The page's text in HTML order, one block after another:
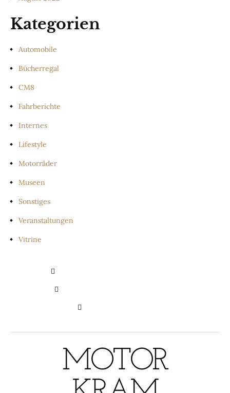
Kategorien
Automobile
Bücherregal
CM8
Fahrberichte
Internes
Lifestyle
Motorräder
Museen
Sonstiges
Veranstaltungen
Vitrine
MOTOR